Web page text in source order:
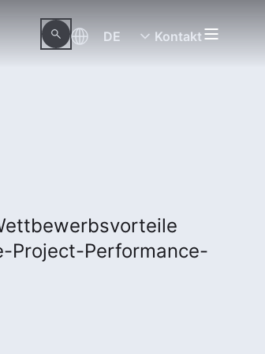
DE Kontakt
Project-Performance-